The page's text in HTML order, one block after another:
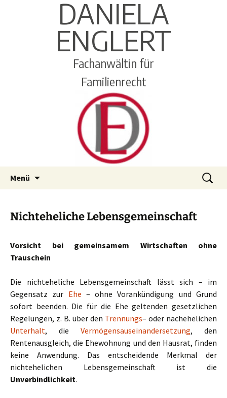
DANIELA
ENGLERT
Fachanwältin für
Familienrecht
Menü
Suchen
nach:
Nichteheliche Lebensgemeinschaft
Vorsicht bei gemeinsamem Wirtschaften ohne
Trauschein
Die nichteheliche Lebensgemeinschaft lässt sich – im
Gegensatz zur Ehe – ohne Vorankündigung und Grund
sofort beenden. Die für die Ehe geltenden gesetzlichen
Regelungen, z. B. über den Trennungs– oder nachehelichen
Unterhalt, die Vermögensauseinandersetzung, den
Rentenausgleich, die Ehewohnung und den Hausrat, finden
keine Anwendung. Das entscheidende Merkmal der
nichtehelichen Lebensgemeinschaft ist die
Unverbindlichkeit.